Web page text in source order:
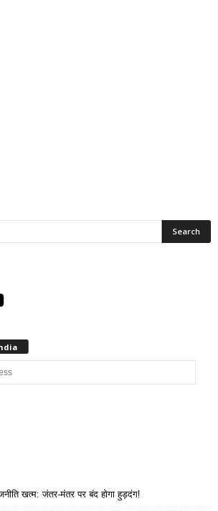
खत्म: जंतर-मंतर पर बंद होगा हुड़दंग!